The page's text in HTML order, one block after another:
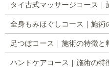
タイ古式マッサージコース｜
全身もみほぐしコース｜施術
足つぼコース｜施術の特徴と
ハンドケアコース｜施術の特